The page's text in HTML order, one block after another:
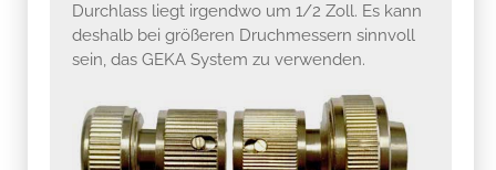
Durchlass liegt irgendwo um 1/2 Zoll. Es kann
deshalb bei größeren Druchmessern sinnvoll
sein, das GEKA System zu verwenden.